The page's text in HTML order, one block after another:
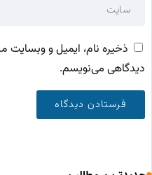
ذخیره نام، ایمیل و وبسایت
دیدگاهی می‌نویسم.